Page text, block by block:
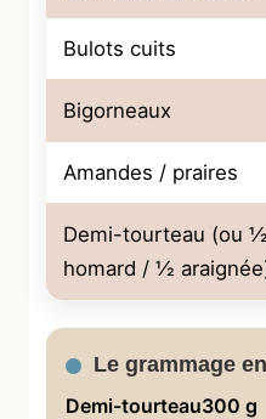
Bulots cuits
Bigorneaux
Amandes / praires
Demi-tourteau (ou ½
homard / ½
Le grammage
Demi-tourteau300 g